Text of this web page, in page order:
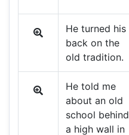
He turned his
back on the
old tradition.
He told me
about an old
school behind
a high wall in